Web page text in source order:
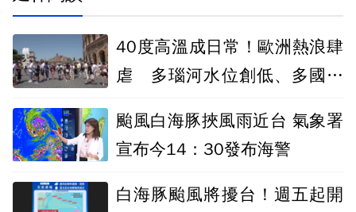
40度高溫成日常！歐洲熱浪肆
虐 多瑙河水位創低、多國引
颱風白海豚挾風雨近台 氣象署
宣布今14：30發布海警
白海豚颱風將擾台！週五起開